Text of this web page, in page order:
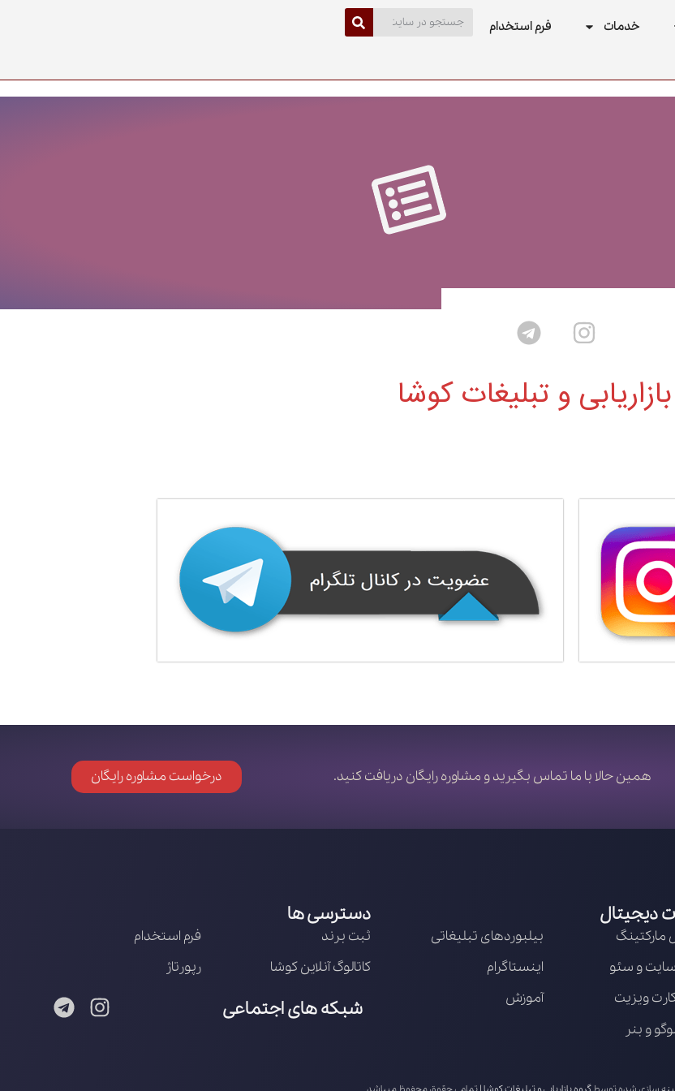
خدمات فرم استخدام
و تبلیغات کوشا
همین حالا با ما تماس بگیرید و مشاوره رایگان دریافت کنید. درخواست مشاوره رایگان
دیجیتال
مارکتینگ
و سئو
ویزیت
و بنر
بیلبوردهای تبلیغاتی
اینستاگرام
آموزش
دسترسی ها
ثبت برند
کاتالوگ آنلاین کوشا
فرم استخدام
رپورتاژ
شبکه های اجتماعی